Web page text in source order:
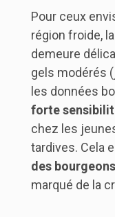
Pour ceux
région froide,
demeure
gels modérés
les données
forte
chez les
tardives. Cela
des
marqué de la